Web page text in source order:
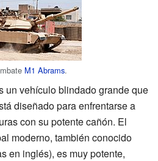
M1 Abrams.
un vehículo blindado grande que
diseñado para enfrentarse a
con su potente cañón. El
moderno, también conocido
en inglés), es muy potente,